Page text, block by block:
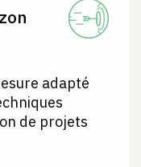
adapté
de projets